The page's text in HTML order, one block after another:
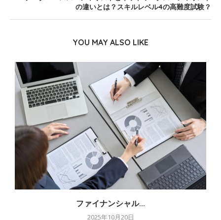
の違いとは？スキルレベル4の高難度試験？
YOU MAY ALSO LIKE
ファイナンシャル...
2025年10月20日